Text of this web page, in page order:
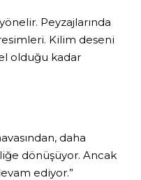
Peyzajlarında
Kilim deseni
olduğu kadar
daha
dönüşüyor. Ancak
ediyor.”